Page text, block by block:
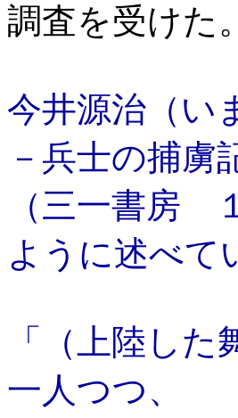
調査を受けた。
今井源治（い
－兵士の捕虜
（三一書房
ように述べて
「（上陸し
一人つつ、